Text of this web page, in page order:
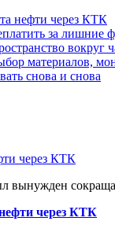
нефти через КТК
за лишние
вокруг
материалов,
снова и снова
через КТК
вынужден
через КТК